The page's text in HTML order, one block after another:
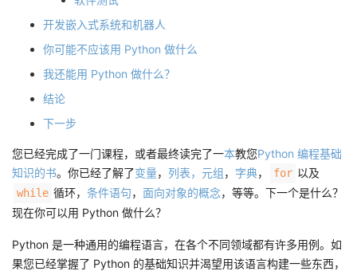
注
藏
议 开发嵌入式系统和机器人
你可能不应该用 Python 做什么
我还能用 Python 做什么？
结论
下一步
您已经完成了一门课程，或者最终读完了一本教您Python 编程基础
知识的书。你已经了解了变量， 列表，元组， 字典， for 以及
while 循环， 条件语句， 面向对象的概念，等等。下一个是什么？
现在你可以用 Python 做什么？
Python 是一种通用的编程语言，在各个不同领域都有许多用例。如
果您已经掌握了 Python 的基础知识并渴望用该语言构建一些东西，